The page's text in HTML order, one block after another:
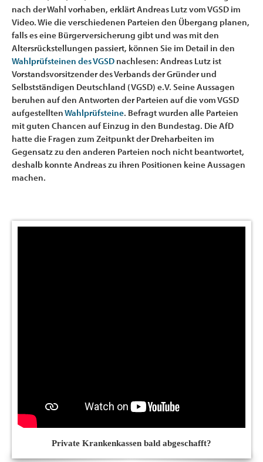
nach der Wahl vorhaben, erklärt Andreas Lutz vom VGSD im
Video. Wie die verschiedenen Parteien den Übergang planen,
falls es eine Bürgerversicherung gibt und was mit den
Altersrückstellungen passiert, können Sie im Detail in den
Wahlprüfsteinen des VGSD nachlesen: Andreas Lutz ist
Vorstandsvorsitzender des Verbands der Gründer und
Selbstständigen Deutschland (VGSD) e.V. Seine Aussagen
beruhen auf den Antworten der Parteien auf die vom VGSD
aufgestelltenWahlprüfsteine. Befragt wurden alle Parteien
mit guten Chancen auf Einzug in den Bundestag. Die AfD
hatte die Fragen zum Zeitpunkt der Dreharbeiten im
Gegensatz zu den anderen Parteien noch nicht beantwortet,
deshalb konnte Andreas zu ihren Positionen keine Aussagen
machen.
Private Krankenkassen bald abgeschafft?